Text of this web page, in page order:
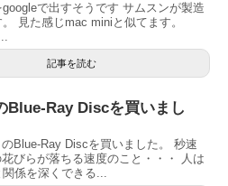
で出すそうです サムスンが製造
見た感じmac miniと似てます。
記事を読む
Blue-Ray Discを買いまし
のBlue-Ray Discを買いました。 秒速
びらが落ちる速度のこと・・・ 人は
関係を深くできる...